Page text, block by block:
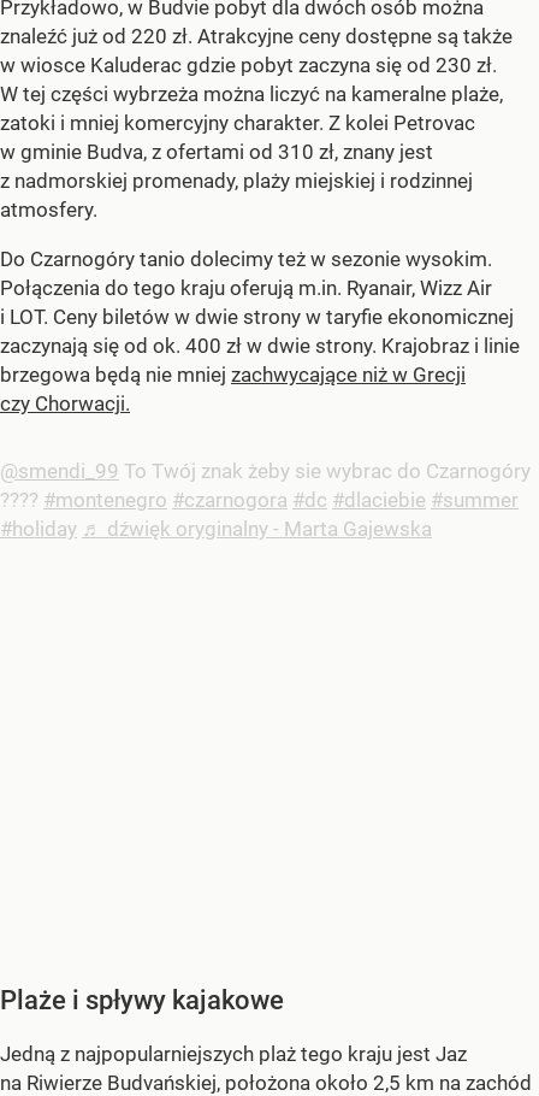
Przykładowo, w Budvie pobyt dla dwóch osób można
znaleźć już od 220 zł. Atrakcyjne ceny dostępne są także
w wiosce Kaluderac gdzie pobyt zaczyna się od 230 zł.
W tej części wybrzeża można liczyć na kameralne plaże,
zatoki i mniej komercyjny charakter. Z kolei Petrovac
w gminie Budva, z ofertami od 310 zł, znany jest
z nadmorskiej promenady, plaży miejskiej i rodzinnej
atmosfery.
Do Czarnogóry tanio dolecimy też w sezonie wysokim.
Połączenia do tego kraju oferują m.in. Ryanair, Wizz Air
i LOT. Ceny biletów w dwie strony w taryfie ekonomicznej
zaczynają się od ok. 400 zł w dwie strony. Krajobraz i linie
brzegowa będą nie mniej zachwycające niż w Grecji
czy Chorwacji.
@smendi_99 To Twój znak żeby sie wybrac do Czarnogóry
???? #montenegro #czarnogora #dc #dlaciebie #summer
#holiday ♬ dźwięk oryginalny - Marta Gajewska
Plaże i spływy kajakowe
Jedną z najpopularniejszych plaż tego kraju jest Jaz
na Riwierze Budvańskiej, położona około 2,5 km na zachód